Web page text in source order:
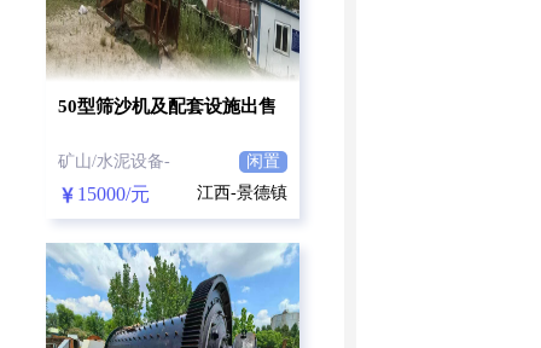
50型筛沙机及配套设施出售
矿山/水泥设备- 闲置
15000/元 江西-景德镇